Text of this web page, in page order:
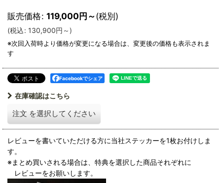
販売価格: 119,000円～(税別)
(税込: 130,900円 ～ )
Facebookでシェア
在庫確認はこちら
注文 を選択してください
レビューを書いていただける方に当社ステッカーを1枚お付けしま
す。
※まとめ買いされる場合は、特典を選択した商品それぞれに
レビューをお願いします。